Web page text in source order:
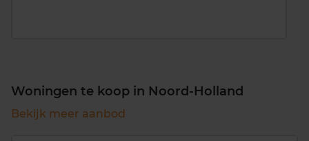
Woningen te koop in Noord-Holland
Bekijk meer aanbod